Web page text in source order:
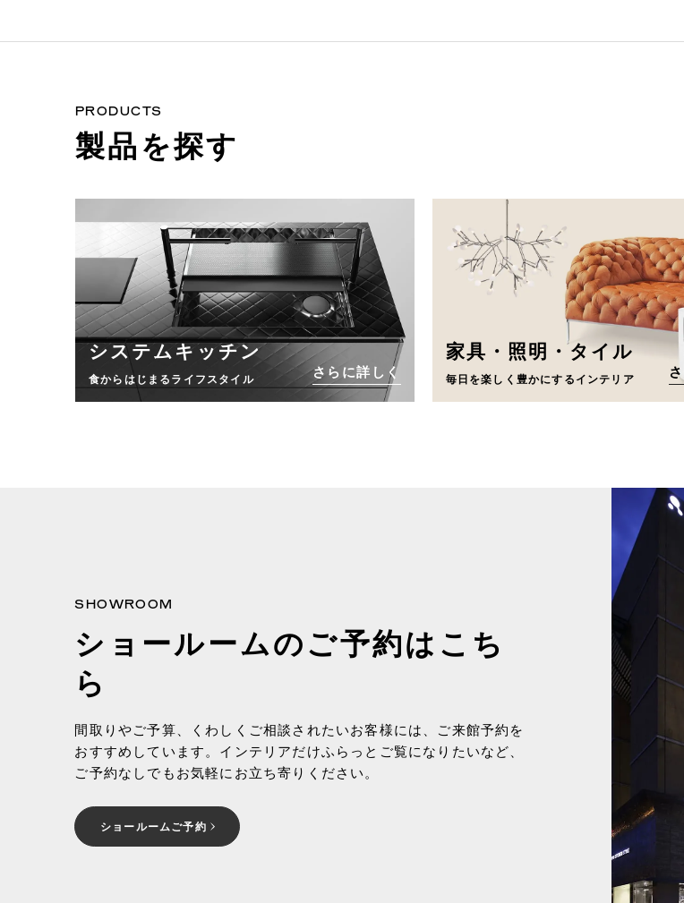
PRODUCTS
製品を探す
システムキッチン
食からはじまるライフスタイル さらに詳しく
家具・照明・タイル
毎日を楽しく豊かにするインテリア
SHOWROOM
ショールームのご予約はこち
ら
間取りやご予算、くわしくご相談されたいお客様には、ご来館予約を
おすすめしています。インテリアだけふらっとご覧になりたいなど、
ご予約なしでもお気軽にお立ち寄りください。
ショールームご予約